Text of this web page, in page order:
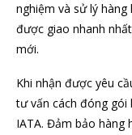
nghiệm và sử lý
được giao nhanh
mới.
Khi nhận được yêu
tư vấn cách đóng gói
IATA. Đảm bảo hàng